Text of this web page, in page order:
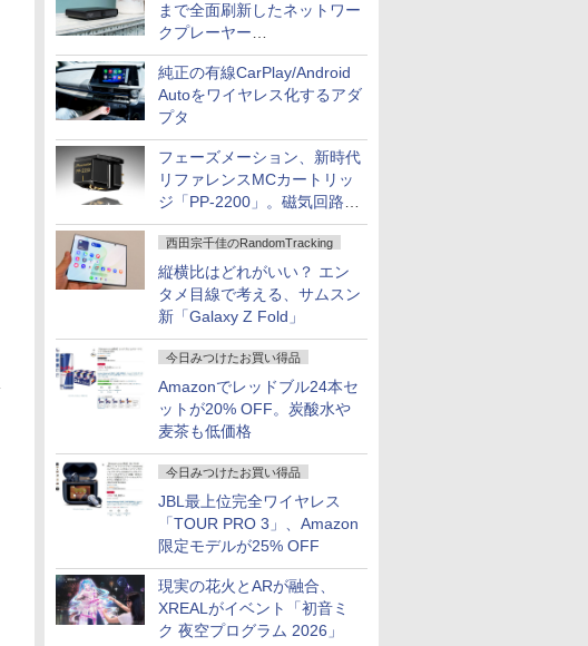
まで全面刷新したネットワー
クプレーヤー
「Primo（2026）」
純正の有線CarPlay/Android
Autoをワイヤレス化するアダ
プタ
フェーズメーション、新時代
リファレンスMCカートリッ
ジ「PP-2200」。磁気回路や
ハウジングを根本から見直し
西田宗千佳のRandomTracking
縦横比はどれがいい？ エン
タメ目線で考える、サムスン
新「Galaxy Z Fold」
今日みつけたお買い得品
Amazonでレッドブル24本セ
ットが20% OFF。炭酸水や
麦茶も低価格
今日みつけたお買い得品
JBL最上位完全ワイヤレス
「TOUR PRO 3」、Amazon
限定モデルが25% OFF
現実の花火とARが融合、
XREALがイベント「初音ミ
ク 夜空プログラム 2026」